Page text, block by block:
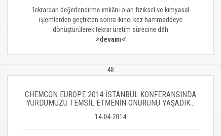
Tekrardan değerlendirme imkânı olan fiziksel ve kimyasal
işlemlerden geçtikten sonra ikinci kez hammaddeye
dönüştürülerek tekrar üretim sürecine dâh
devamı
48
CHEMCON EUROPE 2014 İSTANBUL KONFERANSINDA
YURDUMUZU TEMSİL ETMENİN ONURUNU YAŞADIK…
14-04-2014